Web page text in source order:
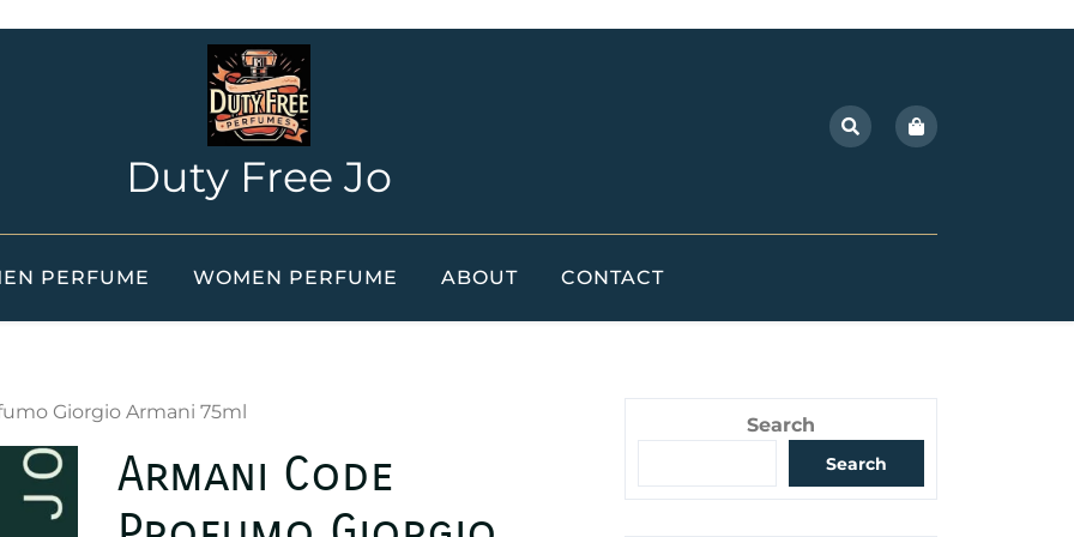
Duty Free Jo
PERFUME WOMEN PERFUME ABOUT CONTACT
Giorgio Armani 75ml
Armani Code
Search
Search